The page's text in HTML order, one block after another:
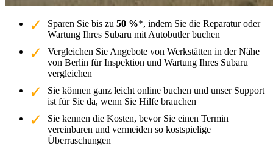
Sparen Sie bis zu 50 %*, indem Sie die Reparatur oder
Wartung Ihres Subaru mit Autobutler buchen
Vergleichen Sie Angebote von Werkstätten in der Nähe
von Berlin für Inspektion und Wartung Ihres Subaru
vergleichen
Sie können ganz leicht online buchen und unser Support
ist für Sie da, wenn Sie Hilfe brauchen
Sie kennen die Kosten, bevor Sie einen Termin
vereinbaren und vermeiden so kostspielige
Überraschungen